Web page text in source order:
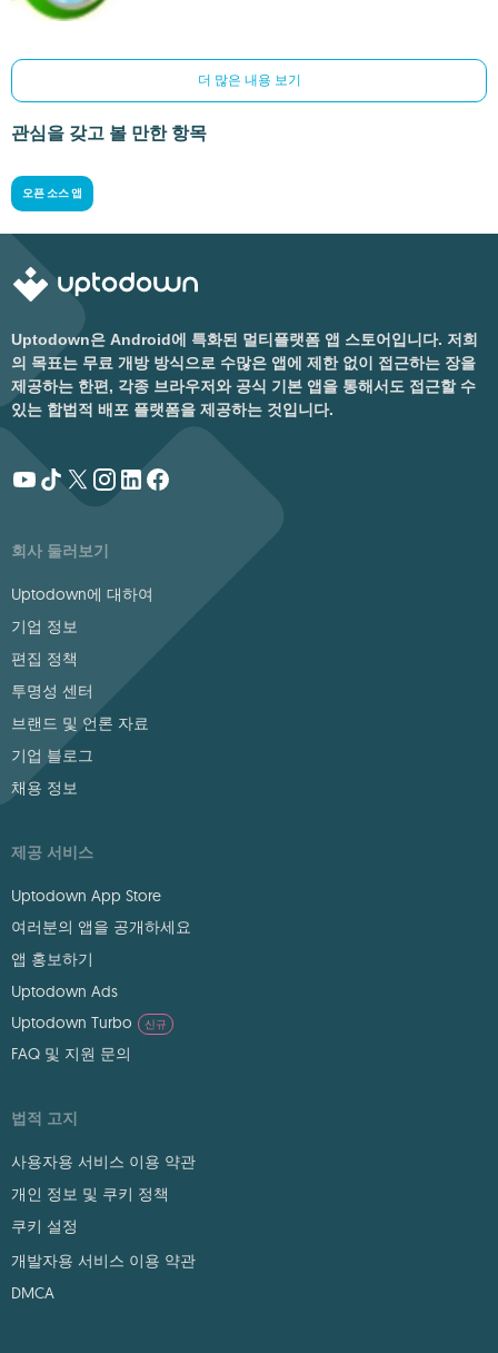
더 많은 내용 보기
관심을 갖고 볼 만한 항목
오픈 소스 앱
Uptodown은 Android에 특화된 멀티플랫폼 앱 스토어입니다. 저희
의 목표는 무료 개방 방식으로 수많은 앱에 제한 없이 접근하는 장을
제공하는 한편, 각종 브라우저와 공식 기본 앱을 통해서도 접근할 수
있는 합법적 배포 플랫폼을 제공하는 것입니다.
회사 둘러보기
Uptodown에 대하여
기업 정보
편집 정책
투명성 센터
브랜드 및 언론 자료
기업 블로그
채용 정보
제공 서비스
Uptodown App Store
여러분의 앱을 공개하세요
앱 홍보하기
Uptodown Ads
Uptodown Turbo
신규
FAQ 및 지원 문의
법적 고지
사용자용 서비스 이용 약관
개인 정보 및 쿠키 정책
쿠키 설정
개발자용 서비스 이용 약관
DMCA